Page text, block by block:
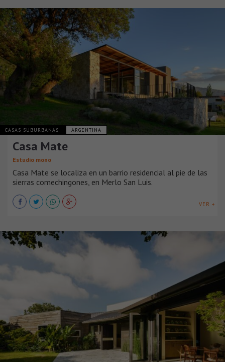
CASAS SUBURBANAS ARGENTINA
Casa Mate
Estudio mono
Casa Mate se localiza en un barrio residencial al pie de las
sierras comechingones, en Merlo San Luis.
VER +